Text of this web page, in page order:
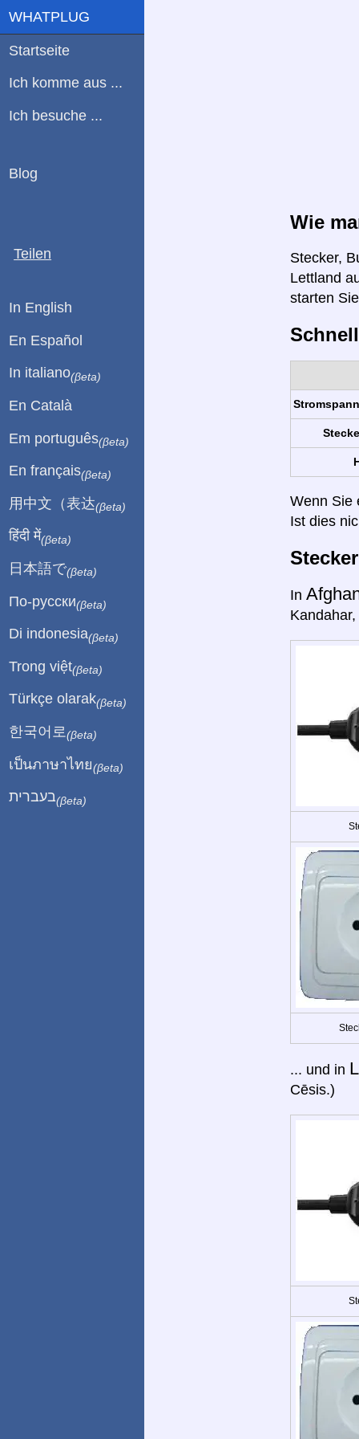
Wie
Stecker,
Lettland
starten
Wenn Sie
Ist dies
In
... und in
Cēsis.)
WHATPLUG
Startseite
Ich komme aus ...
Ich besuche ...
Blog
Teilen
In English
En Español
In italiano(βeta)
En Català
Em português(βeta)
En français(βeta)
用中文（表达(βeta)
हिंदी में(βeta)
日本語で(βeta)
По-русски(βeta)
Di indonesia(βeta)
Trong việt(βeta)
Türkçe olarak(βeta)
한국어로 (βeta)
เป็นภาษาไทย(βeta)
בעברית(βeta)